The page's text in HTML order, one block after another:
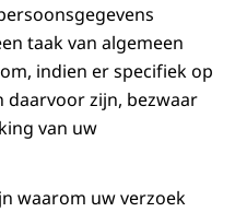
taak van algemeen
indien er specifiek op
daarvoor zijn, bezwaar
van uw
waarom uw verzoek